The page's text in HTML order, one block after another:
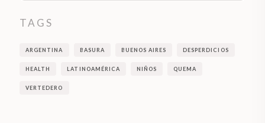
TAGS
ARGENTINA BASURA BUENOS AIRES DESPERDICIOS
HEALTH LATINOAMÉRICA NIÑOS QUEMA
VERTEDERO